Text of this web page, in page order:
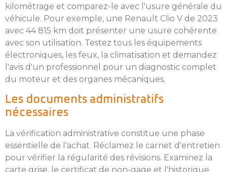
kilométrage et comparez-le avec l'usure générale du
véhicule. Pour exemple, une Renault Clio V de 2023
avec 44 815 km doit présenter une usure cohérente
avec son utilisation. Testez tous les équipements
électroniques, les feux, la climatisation et demandez
l'avis d'un professionnel pour un diagnostic complet
du moteur et des organes mécaniques.
Les documents administratifs
nécessaires
La vérification administrative constitue une phase
essentielle de l'achat. Réclamez le carnet d'entretien
pour vérifier la régularité des révisions. Examinez la
carte grise, le certificat de non-gage et l'historique